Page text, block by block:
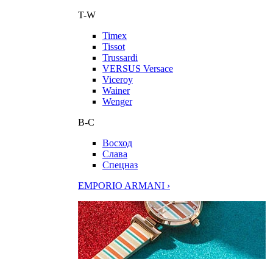
T-W
Timex
Tissot
Trussardi
VERSUS Versace
Viceroy
Wainer
Wenger
В-С
Восход
Слава
Спецназ
EMPORIO ARMANI ›